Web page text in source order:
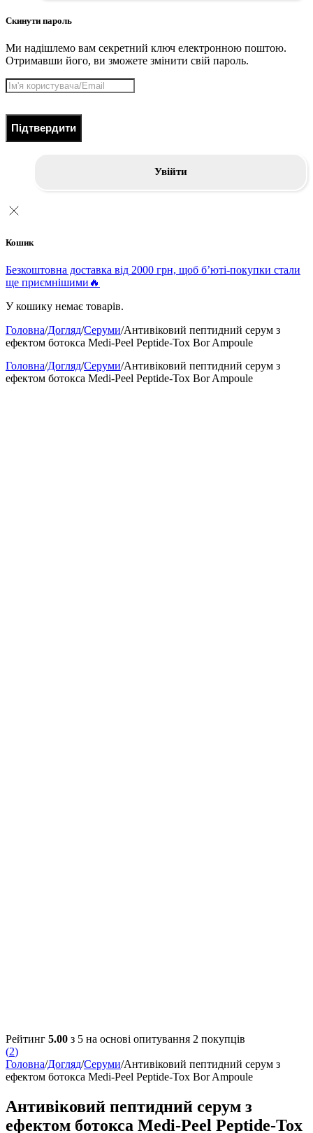
Скинути пароль
Ми надішлемо вам секретний ключ електронною поштою.
Отримавши його, ви зможете змінити свій пароль.
Підтвердити
Увійти
Кошик
Безкоштовна доставка від 2000 грн, щоб б’юті-покупки стали
ще приємнішими🔥
У кошику немає товарів.
Головна/Догляд/Серуми/Антивіковий пептидний серум з
ефектом ботокса Medi-Peel Peptide-Tox Bor Ampoule
Головна/Догляд/Серуми/Антивіковий пептидний серум з
ефектом ботокса Medi-Peel Peptide-Tox Bor Ampoule
Рейтинг 5.00 з 5 на основі опитування 2 покупців
(2)
Головна/Догляд/Серуми/Антивіковий пептидний серум з
ефектом ботокса Medi-Peel Peptide-Tox Bor Ampoule
Антивіковий пептидний серум з
ефектом ботокса Medi-Peel Peptide-Tox